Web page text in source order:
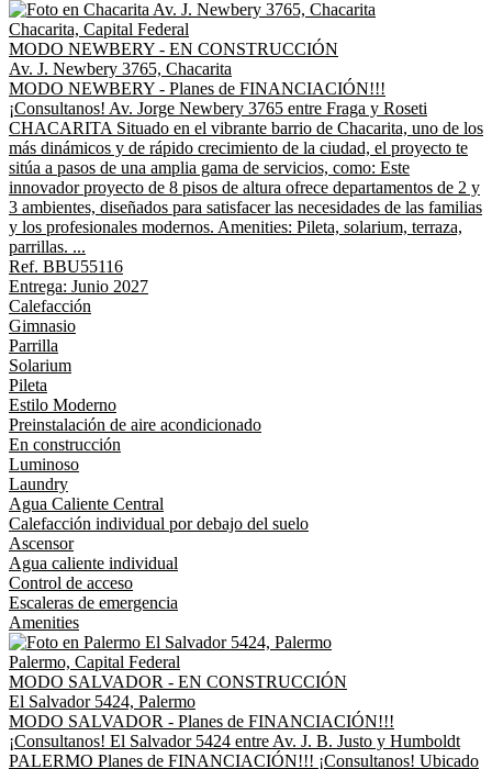
Chacarita, Capital Federal
MODO NEWBERY - EN CONSTRUCCIÓN
Av. J. Newbery 3765, Chacarita
MODO NEWBERY - Planes de FINANCIACIÓN!!!
¡Consultanos! Av. Jorge Newbery 3765 entre Fraga y Roseti
CHACARITA Situado en el vibrante barrio de Chacarita, uno de los
más dinámicos y de rápido crecimiento de la ciudad, el proyecto te
sitúa a pasos de una amplia gama de servicios, como: Este
innovador proyecto de 8 pisos de altura ofrece departamentos de 2 y
3 ambientes, diseñados para satisfacer las necesidades de las familias
y los profesionales modernos. Amenities: Pileta, solarium, terraza,
parrillas. ...
Ref. BBU55116
Entrega: Junio 2027
Calefacción
Gimnasio
Parrilla
Solarium
Pileta
Estilo Moderno
Preinstalación de aire acondicionado
En construcción
Luminoso
Laundry
Agua Caliente Central
Calefacción individual por debajo del suelo
Ascensor
Agua caliente individual
Control de acceso
Escaleras de emergencia
Amenities
Palermo, Capital Federal
MODO SALVADOR - EN CONSTRUCCIÓN
El Salvador 5424, Palermo
MODO SALVADOR - Planes de FINANCIACIÓN!!!
¡Consultanos! El Salvador 5424 entre Av. J. B. Justo y Humboldt
PALERMO Planes de FINANCIACIÓN!!! ¡Consultanos! Ubicado